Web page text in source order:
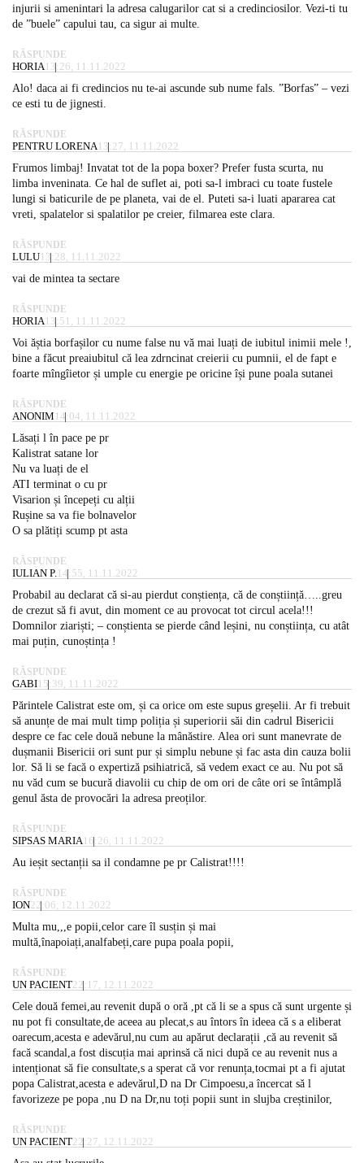
injurii si amenintari la adresa calugarilor cat si a credinciosilor. Vezi-ti tu
de ”buele” capului tau, ca sigur ai multe.
RĂSPUNDE
HORIA 13:26, 11.11.2022
Alo! daca ai fi credincios nu te-ai ascunde sub nume fals. ”Borfas” – vezi
ce esti tu de jignesti.
RĂSPUNDE
PENTRU LORENA 13:27, 11.11.2022
Frumos limbaj! Invatat tot de la popa boxer? Prefer fusta scurta, nu
limba inveninata. Ce hal de suflet ai, poti sa-l imbraci cu toate fustele
lungi si baticurile de pe planeta, vai de el. Puteti sa-i luati apararea cat
vreti, spalatelor si spalatilor pe creier, filmarea este clara.
RĂSPUNDE
LULU13:28, 11.11.2022
vai de mintea ta sectare
RĂSPUNDE
HORIA 13:51, 11.11.2022
Voi ăștia borfașilor cu nume false nu vă mai luați de iubitul inimii mele !,
bine a făcut preaiubitul că lea zdrncinat creierii cu pumnii, el de fapt e
foarte mîngîietor și umple cu energie pe oricine își pune poala sutanei
RĂSPUNDE
ANONIM 14:04, 11.11.2022
Lăsați l în pace pe pr
Kalistrat satane lor
Nu va luați de el
ATI terminat o cu pr
Visarion și începeți cu alții
Rușine sa va fie bolnavelor
O sa plătiți scump pt asta
RĂSPUNDE
IULIAN P. 14:55, 11.11.2022
Probabil au declarat că si-au pierdut conștiența, că de conștiință…..greu
de crezut să fi avut, din moment ce au provocat tot circul acela!!!
Domnilor ziariști; – conștienta se pierde când leșini, nu conștiința, cu atât
mai puțin, cunoștința !
RĂSPUNDE
GABI15:39, 11.11.2022
Părintele Calistrat este om, și ca orice om este supus greșelii. Ar fi trebuit
să anunțe de mai mult timp poliția și superiorii săi din cadrul Bisericii
despre ce fac cele două nebune la mânăstire. Alea ori sunt manevrate de
dușmanii Bisericii ori sunt pur și simplu nebune și fac asta din cauza bolii
lor. Să li se facă o expertiză psihiatrică, să vedem exact ce au. Nu pot să
nu văd cum se bucură diavolii cu chip de om ori de câte ori se întâmplă
genul ăsta de provocări la adresa preoților.
RĂSPUNDE
SIPSAS MARIA 16:26, 11.11.2022
Au ieșit sectanții sa il condamne pe pr Calistrat!!!!
RĂSPUNDE
ION22:06, 12.11.2022
Multa mu,,,e popii,celor care îl susțin și mai
multă,înapoiați,analfabeți,care pupa poala popii,
RĂSPUNDE
UN PACIENT22:17, 12.11.2022
Cele două femei,au revenit după o oră ,pt că li se a spus că sunt urgente și
nu pot fi consultate,de aceea au plecat,s au întors în ideea că s a eliberat
oarecum,acesta e adevărul,nu cum au apărut declarații ,că au revenit să
facă scandal,a fost discuția mai aprinsă că nici după ce au revenit nus a
intenționat să fie consultate,s a sperat că vor renunța,tocmai pt a fi ajutat
popa Calistrat,acesta e adevărul,D na Dr Cimpoesu,a încercat să l
favorizeze pe popa ,nu D na Dr,nu toți popii sunt in slujba creștinilor,
RĂSPUNDE
UN PACIENT22:27, 12.11.2022